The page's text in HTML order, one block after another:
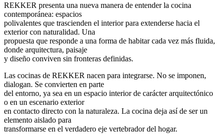
REKKER presenta una nueva manera de entender la cocina
contemporánea: espacios
polivalentes que trascienden el interior para extenderse hacia el
exterior con naturalidad. Una
propuesta que responde a una forma de habitar cada vez más fluida,
donde arquitectura, paisaje
y diseño conviven sin fronteras definidas.
Las cocinas de REKKER nacen para integrarse. No se imponen,
dialogan. Se convierten en parte
del entorno, ya sea en un espacio interior de carácter arquitectónico
o en un escenario exterior
en contacto directo con la naturaleza. La cocina deja así de ser un
elemento aislado para
transformarse en el verdadero eje vertebrador del hogar.